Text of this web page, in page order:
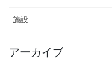
施設
アーカイブ